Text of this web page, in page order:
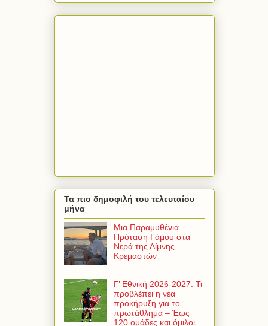
Τα πιο δημοφιλή του τελευταίου
μήνα
Μια Παραμυθένια
Πρόταση Γάμου στα
Νερά της Λίμνης
Κρεμαστών
Γ’ Εθνική 2026-2027: Τι
προβλέπει η νέα
προκήρυξη για το
πρωτάθλημα – Έως
120 ομάδες και όμιλοι